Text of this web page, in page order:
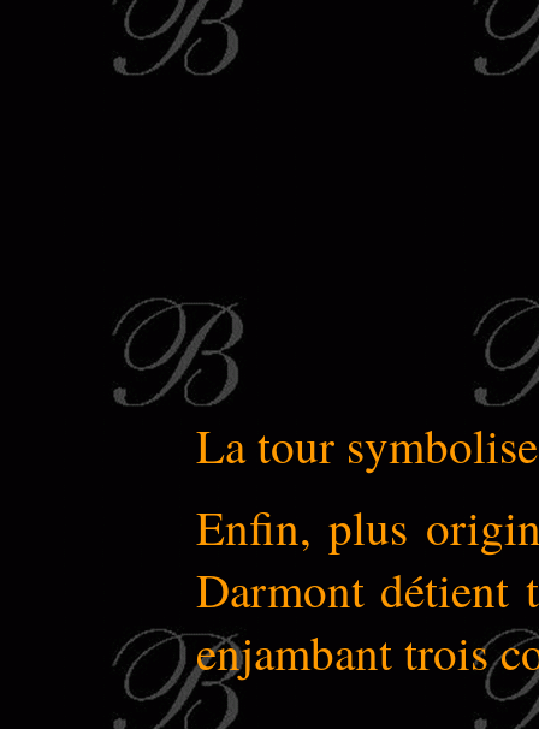
La tour
Enfin, plus
Darmont détient
enjambant trois